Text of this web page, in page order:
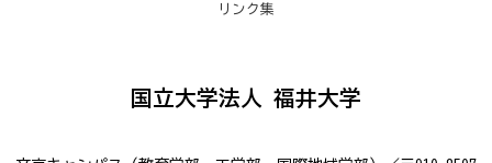
リンク集
国立大学法人 福井大学